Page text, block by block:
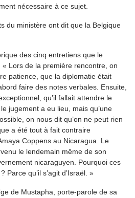
nécessaire à ce sujet.
du ministère ont dit que la Belgique
des cinq entretiens que le
Lors de la première rencontre, on
patience, que la diplomatie était
faire des notes verbales. Ensuite,
qu’il fallait attendre le
jugement a eu lieu, mais qu’une
on nous dit qu’on ne peut rien
a été tout à fait contraire
Coppens au Nicaragua. Le
le lendemain même de son
nicaraguyen. Pourquoi ces
qu’il s’agit d’Israël. »
de Mustapha, porte-parole de sa